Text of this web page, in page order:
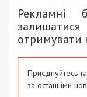
отримувати
Приєднуйтесь
за останніми